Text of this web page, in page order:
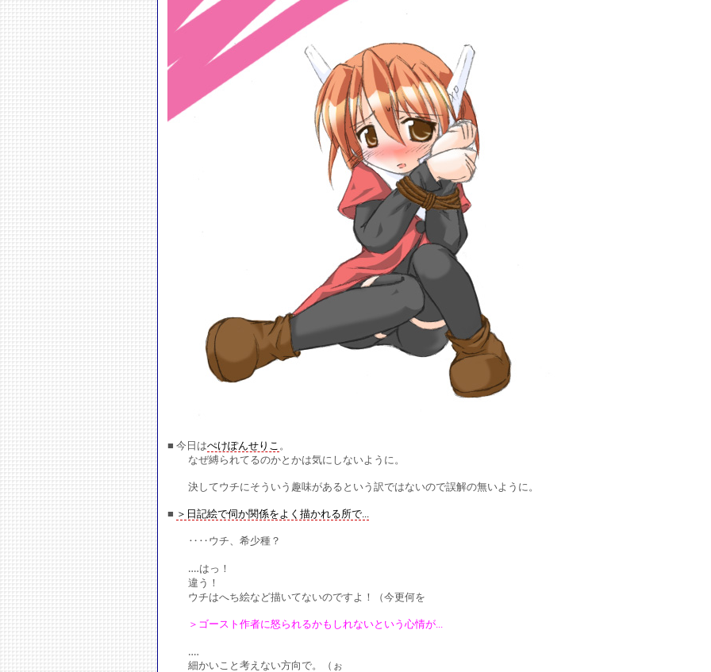
■ 今日はぺけぽんせりこ 。
なぜ縛られてるのかとかは気にしないように。
決してウチにそういう趣味があるという訳ではないので誤解の無いように。
■ ＞日記絵で伺か関係をよく描かれる所で...
‥‥ウチ、希少種？
‥‥はっ！
違う！
ウチはへち絵など描いてないのですよ！（今更何を
＞ゴースト作者に怒られるかもしれないという心情が...
‥‥
細かいこと考えない方向で。（ぉ